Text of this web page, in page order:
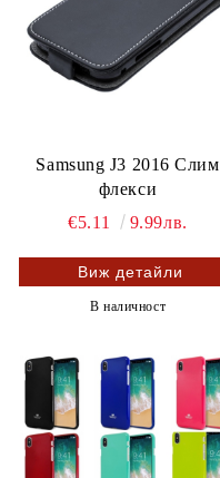
Samsung J3 2016 Слим
флекси
€5.11
9.99лв.
Виж детайли
В наличност